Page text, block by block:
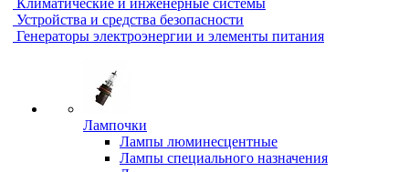
Климатические и инженерные системы
Устройства и средства безопасности
Генераторы электроэнергии и элементы питания
Лампочки
Лампы люминесцентные
Лампы специального назначения